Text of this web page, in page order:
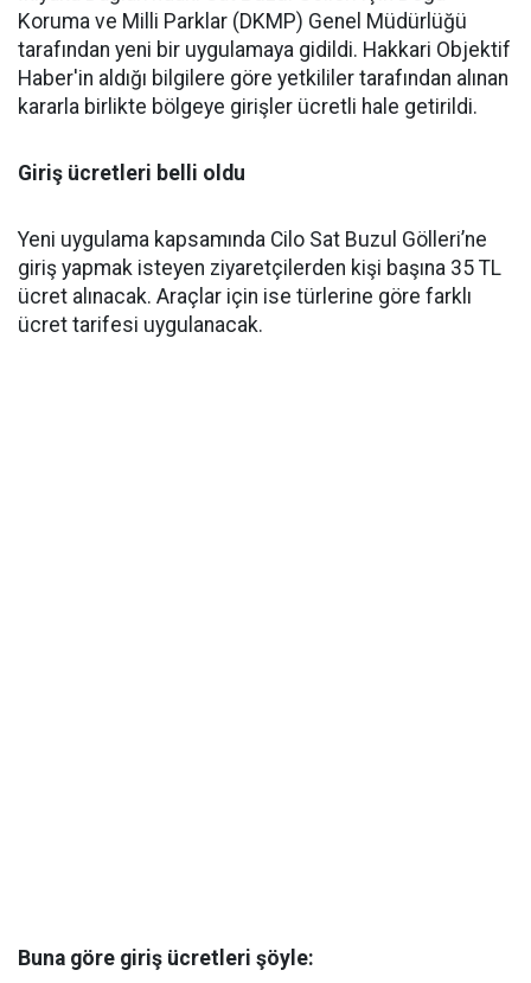
Koruma ve Milli Parklar (DKMP) Genel Müdürlüğü
tarafından yeni bir uygulamaya gidildi. Hakkari Objektif
Haber'in aldığı bilgilere göre yetkililer tarafından alınan
kararla birlikte bölgeye girişler ücretli hale getirildi.
Giriş ücretleri belli oldu
Yeni uygulama kapsamında Cilo Sat Buzul Gölleri’ne
giriş yapmak isteyen ziyaretçilerden kişi başına 35 TL
ücret alınacak. Araçlar için ise türlerine göre farklı
ücret tarifesi uygulanacak.
Buna göre giriş ücretleri şöyle: